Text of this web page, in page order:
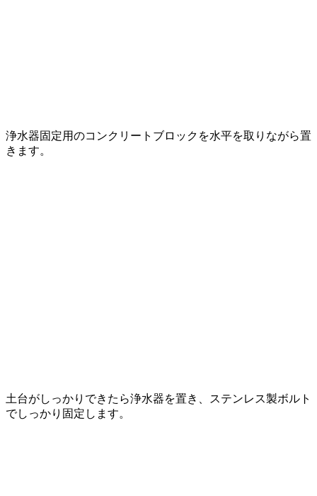
浄水器固定用のコンクリートブロックを水平を取りながら置
きます。
土台がしっかりできたら浄水器を置き、ステンレス製ボルト
でしっかり固定します。